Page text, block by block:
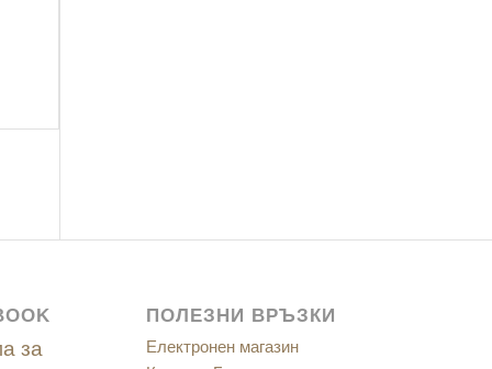
за
ПОЛЕЗНИ ВРЪЗКИ
Електронен магазин